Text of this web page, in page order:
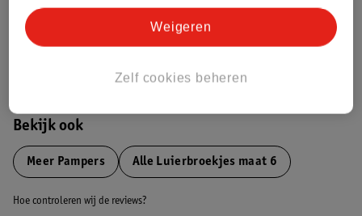
Bekijk ook
Meer Pampers Alle Luierbroekjes maat 6
Hoe controleren wij de reviews?
Zelf cookies beheren
Weigeren